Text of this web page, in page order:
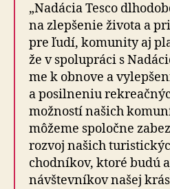
„Nadácia Tesco
na zlepšenie života a
pre ľudí, komunity aj
že v spo­lu­práci s
me k obnove a
a posilneniu
mož­ností našich
môžeme spo­ločne
rozvoj našich
chod­ní­kov, ktoré budú
návštev­ní­kov našej